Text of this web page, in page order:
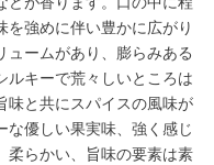
を強めに伴い豊かに広がり
ュームがあり、膨らみある
ルキーで荒々しいところは
味と共にスパイスの風味が
な優しい果実味、強く感じ
柔らかい、旨味の要素は素